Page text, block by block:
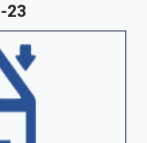
23